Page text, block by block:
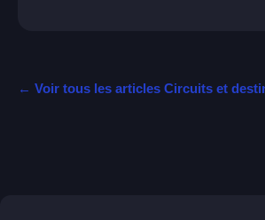
← Voir tous les articles Circuits et